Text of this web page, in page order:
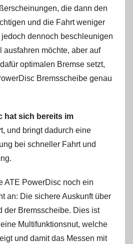
die dann den
und die Fahrt weniger
dennoch beschleunigen
ausfahren möchte, aber auf
optimalen Bremse setzt,
Bremsscheibe genau
hat sich bereits im
t, und bringt dadurch eine
bei schneller Fahrt und
ATE PowerDisc noch ein
an: Die sichere Auskunft über
der Bremsscheibe. Dies ist
Multifunktionsnut, welche
und damit das Messen mit